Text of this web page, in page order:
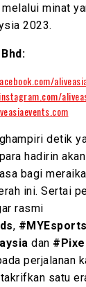
minat
2023.
detik
hadirin
bagi
ini. Sertai
rasmi
,
dan
perjalanan
satu